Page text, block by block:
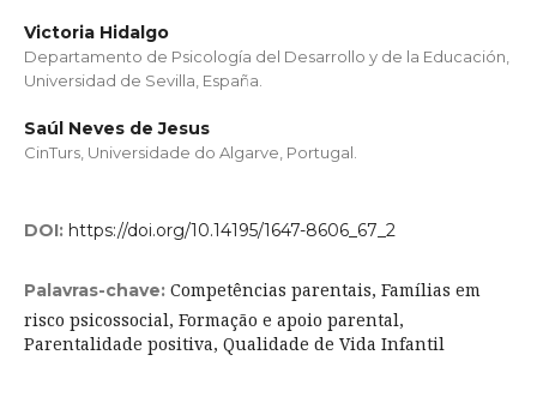
Victoria Hidalgo
Departamento de Psicología del Desarrollo y de la Educación,
Universidad de Sevilla, España.
Saúl Neves de Jesus
CinTurs, Universidade do Algarve, Portugal.
DOI: https://doi.org/10.14195/1647-8606_67_2
Palavras-chave: Competências parentais, Famílias em
risco psicossocial, Formação e apoio parental,
Parentalidade positiva, Qualidade de Vida Infantil